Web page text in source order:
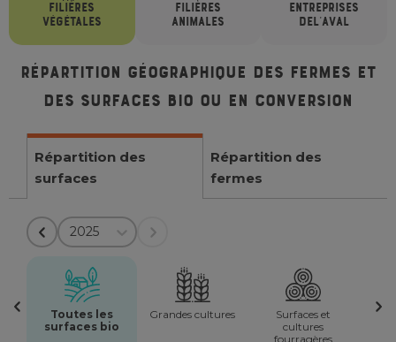
FILIÈRES
VÉGÉTALES
FILIÈRES
ANIMALES
ENTREPRISES
DEL'AVAL
Répartition géographique des fermes et
des surfaces bio ou en conversion
Répartition des
surfaces
Répartition des
fermes
2025
Toutes les
surfaces bio
Grandes cultures
Surfaces et
cultures
fourragères